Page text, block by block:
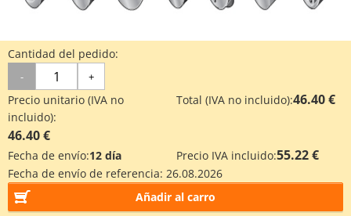
Accesorios para rodamiento lineal de bolas
Soporte de eje
Cantidad del pedido:
- +
Precio unitario (IVA no
incluido):
46.40 €
Total (IVA no incluido):46.40 €
Fecha de envío:12 día Precio IVA incluido:55.22 €
Fecha de envío de referencia: 26.08.2026
Añadir al carro